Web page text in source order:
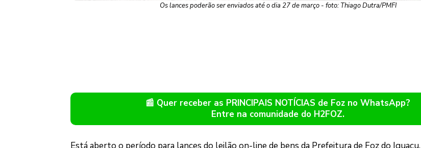
Os lances poderão ser enviados até o dia 27 de março - foto: Thiago Dutra/PMFI
📰 Quer receber as PRINCIPAIS NOTÍCIAS de Foz no WhatsApp?
Entre na comunidade do H2FOZ.